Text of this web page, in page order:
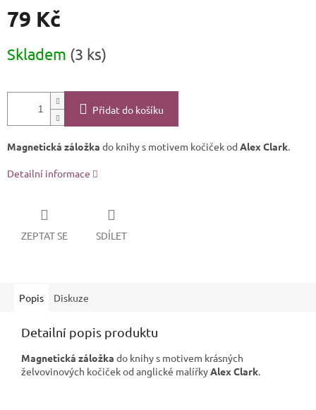
79 Kč
cena:
Skladem (3 ks)
Přidat do košíku
Magnetická záložka do knihy s motivem kočiček od Alex Clark.
Detailní informace
ZEPTAT SE SDÍLET
Popis Diskuze
Detailní popis produktu
Magnetická záložka do knihy s motivem krásných
želvovinových kočiček od anglické malířkyAlex Clark.